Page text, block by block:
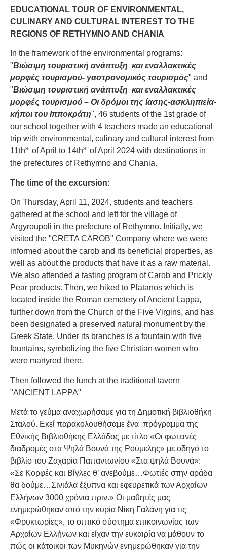
EDUCATIONAL TOUR OF ENVIRONMENTAL,
CULINARY AND CULTURAL INTEREST TO THE
REGIONS OF RETHYMNO AND CHANIA
In the framework of the environmental programs:
"Βιώσιμη τουριστική ανάπτυξη και εναλλακτικές
μορφές τουρισμού- γαστρονομικός τουρισμός" and
"Βιώσιμη τουριστική ανάπτυξη και εναλλακτικές
μορφές τουρισμού – Οι δρόμοι της ίασης-ασκληπιεία-
κήποι του Ιπποκράτη", 46 students of the 1st grade of
our school together with 4 teachers made an educational
trip with environmental, culinary and cultural interest from
11thstof April to 14thstof April 2024 with destinations in
the prefectures of Rethymno and Chania.
The time of the excursion:
On Thursday, April 11, 2024, students and teachers
gathered at the school and left for the village of
Argyroupoli in the prefecture of Rethymno. Initially, we
visited the "CRETA CAROB" Company where we were
informed about the carob and its beneficial properties, as
well as about the products that have it as a raw material.
We also attended a tasting program of Carob and Prickly
Pear products. Then, we hiked to Platanos which is
located inside the Roman cemetery of Ancient Lappa,
further down from the Church of the Five Virgins, and has
been designated a preserved natural monument by the
Greek State. Under its branches is a fountain with five
fountains, symbolizing the five Christian women who
were martyred there.
Then followed the lunch at the traditional tavern
"ANCIENT LAPPA"
Μετά το γεύμα αναχωρήσαμε για τη Δημοτική βιβλιοθήκη
Σταλού. Εκεί παρακολουθήσαμε ένα πρόγραμμα της
Εθνικής Βιβλιοθήκης Ελλάδος με τίτλο «Οι φωτεινές
διαδρομές στα Ψηλά Βουνά της Ρούμελης» με οδηγό το
βιβλίο του Ζαχαρία Παπαντωνίου «Στα ψηλά Βουνά»:
«Σε Κορφές και Βίγλες θ’ ανεβούμε…Φωτιές στην αράδα
θα δούμε…Σινιάλα έξυπνα και εφευρετικά των Αρχαίων
Ελλήνων 3000 χρόνια πριν.» Οι μαθητές μας
ενημερώθηκαν από την κυρία Νίκη Γαλάνη για τις
«Φρυκτωρίες», το οπτικό σύστημα επικοινωνίας των
Αρχαίων Ελλήνων και είχαν την ευκαιρία να μάθουν το
πώς οι κάτοικοι των Μυκηνών ενημερώθηκαν για την